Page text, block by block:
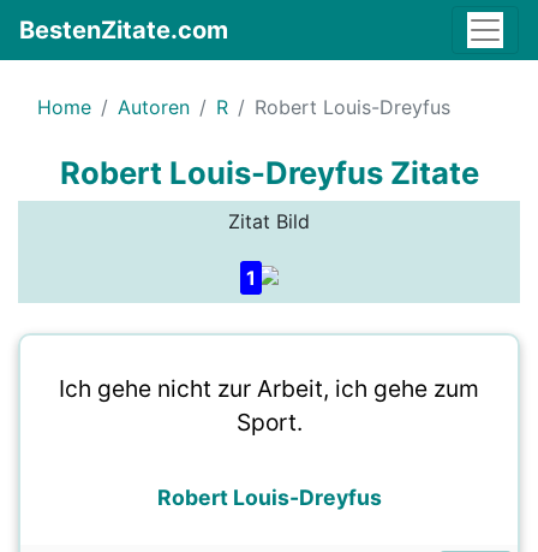
BestenZitate.com
Home Autoren R Robert Louis-Dreyfus
Robert Louis-Dreyfus Zitate
Zitat Bild
1
Ich gehe nicht zur Arbeit, ich gehe zum
Sport.
Robert Louis-Dreyfus